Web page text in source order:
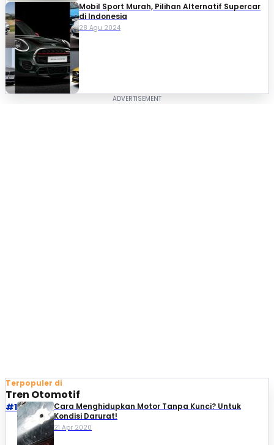
Mobil Sport Murah, Pilihan Alternatif Supercar
di Indonesia
28 Agu 2024
Terpopuler di
Tren Otomotif
#1
Cara Menghidupkan Motor Tanpa Kunci? Untuk
Kondisi Darurat!
21 Apr 2020